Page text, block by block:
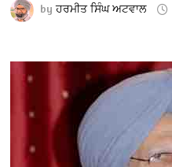
byਹਰਮੀਤ ਸਿੰਘ ਅਟਵਾਲ